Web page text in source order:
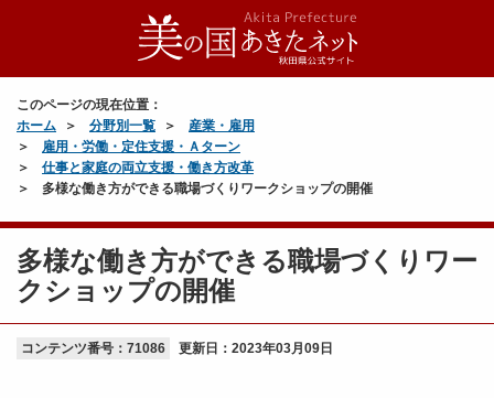
このページの現在位置：
ホーム
分野別一覧
産業・雇用
雇用・労働・定住支援・Ａターン
仕事と家庭の両立支援・働き方改革
多様な働き方ができる職場づくりワークショップの開催
多様な働き方ができる職場づくりワー
クショップの開催
コンテンツ番号：71086 更新日： 2023年03月09日